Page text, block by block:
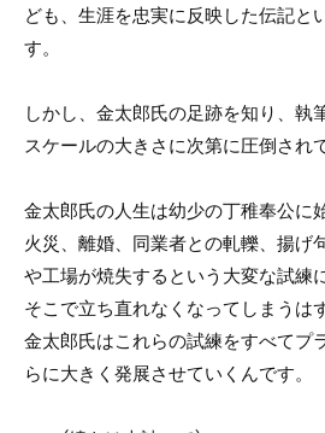
ども、生涯を忠実に反映した伝記と
す。
しかし、金太郎氏の足跡を知り、執
スケールの大きさに次第に圧倒され
金太郎氏の人生は幼少の丁稚奉公に
火災、離婚、同業者との軋轢、揚げ
や工場が焼失するという大変な試練
そこで立ち直れなくなってしまうは
金太郎氏はこれらの試練をすべてプ
らに大きく発展させていくんです。